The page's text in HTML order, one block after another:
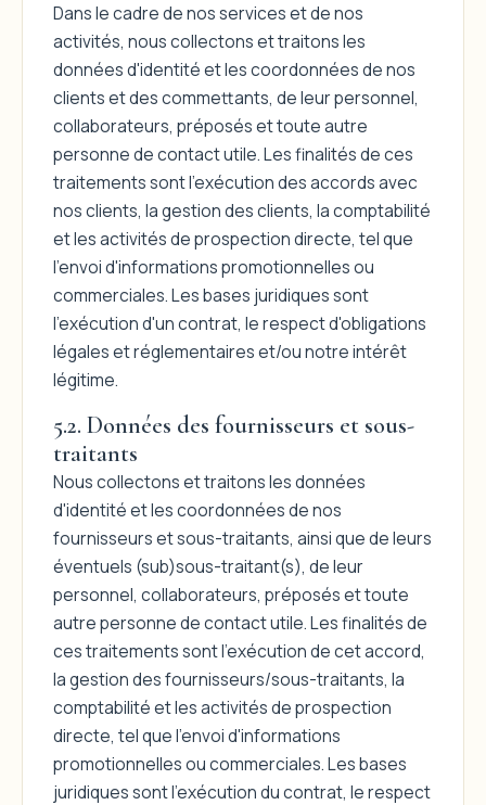
Dans le cadre de nos services et de nos
activités, nous collectons et traitons les
données d'identité et les coordonnées de nos
clients et des commettants, de leur personnel,
collaborateurs, préposés et toute autre
personne de contact utile. Les finalités de ces
traitements sont l'exécution des accords avec
nos clients, la gestion des clients, la comptabilité
et les activités de prospection directe, tel que
l'envoi d'informations promotionnelles ou
commerciales. Les bases juridiques sont
l'exécution d'un contrat, le respect d'obligations
légales et réglementaires et/ou notre intérêt
légitime.
5.2. Données des fournisseurs et sous-
traitants
Nous collectons et traitons les données
d'identité et les coordonnées de nos
fournisseurs et sous-traitants, ainsi que de leurs
éventuels (sub)sous-traitant(s), de leur
personnel, collaborateurs, préposés et toute
autre personne de contact utile. Les finalités de
ces traitements sont l'exécution de cet accord,
la gestion des fournisseurs/sous-traitants, la
comptabilité et les activités de prospection
directe, tel que l'envoi d'informations
promotionnelles ou commerciales. Les bases
juridiques sont l'exécution du contrat, le respect